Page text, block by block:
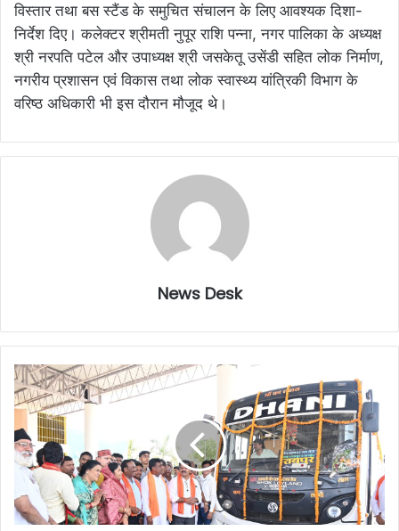
विस्तार तथा बस स्टैंड के समुचित संचालन के लिए आवश्यक दिशा-
निर्देश दिए। कलेक्टर श्रीमती नुपूर राशि पन्ना, नगर पालिका के अध्यक्ष
श्री नरपति पटेल और उपाध्यक्ष श्री जसकेतू उसेंडी सहित लोक निर्माण,
नगरीय प्रशासन एवं विकास तथा लोक स्वास्थ्य यांत्रिकी विभाग के
वरिष्ठ अधिकारी भी इस दौरान मौजूद थे।
News Desk